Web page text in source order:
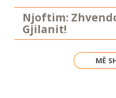
Njoftim:
Gjilanit!
MË